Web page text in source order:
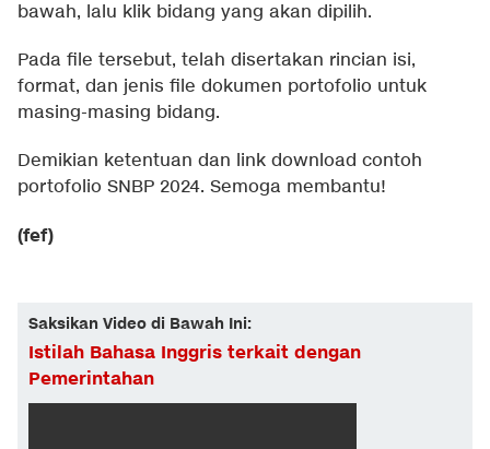
bawah, lalu klik bidang yang akan dipilih.
Pada file tersebut, telah disertakan rincian isi,
format, dan jenis file dokumen portofolio untuk
masing-masing bidang.
Demikian ketentuan dan link download contoh
portofolio SNBP 2024. Semoga membantu!
(fef)
Saksikan Video di Bawah Ini:
Istilah Bahasa Inggris terkait dengan
Pemerintahan